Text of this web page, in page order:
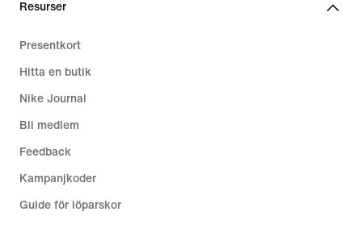
Resurser
Presentkort
Hitta en butik
Nike Journal
Bli medlem
Feedback
Kampanjkoder
Guide för löparskor